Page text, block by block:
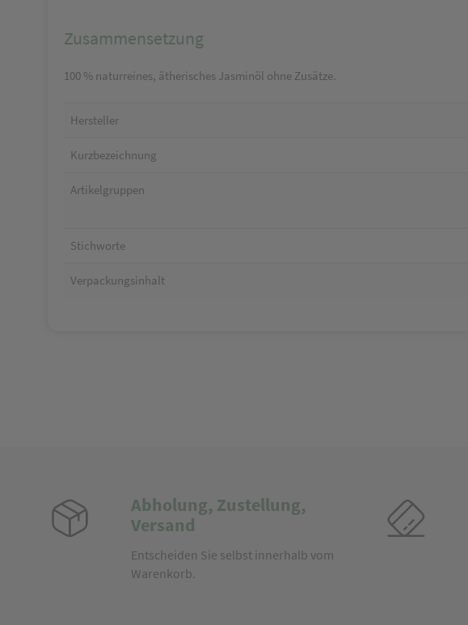
Zusammensetzung
100 % naturreines, ätherisches Jasminöl ohne Zusätze.
Hersteller
Kurzbezeichnung
Artikelgruppen
Stichworte
Verpackungsinhalt
Abholung, Zustellung,
Versand
Entscheiden Sie selbst innerhalb vom
Warenkorb.